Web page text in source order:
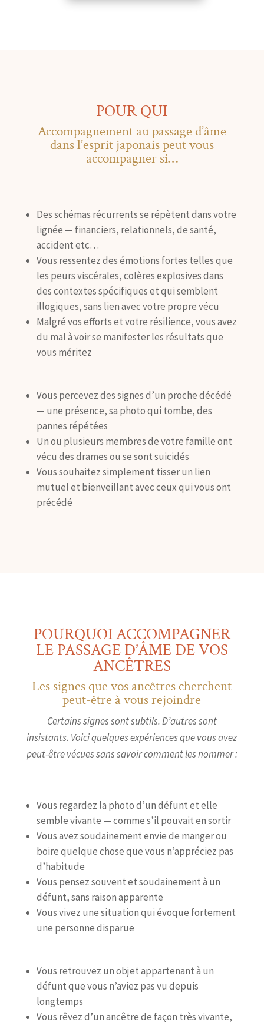
POUR QUI
Accompagnement au passage d’âme
dans l’esprit japonais peut vous
accompagner si…
Des schémas récurrents se répètent dans votre
lignée — financiers, relationnels, de santé,
accident etc…
Vous ressentez des émotions fortes telles que
les peurs viscérales, colères explosives dans
des contextes spécifiques et qui semblent
illogiques, sans lien avec votre propre vécu
Malgré vos efforts et votre résilience, vous avez
du mal à voir se manifester les résultats que
vous méritez
Vous percevez des signes d’un proche décédé
— une présence, sa photo qui tombe, des
pannes répétées
Un ou plusieurs membres de votre famille ont
vécu des drames ou se sont suicidés
Vous souhaitez simplement tisser un lien
mutuel et bienveillant avec ceux qui vous ont
précédé
POURQUOI ACCOMPAGNER
LE PASSAGE D’ÂME DE VOS
ANCÊTRES
Les signes que vos ancêtres cherchent
peut-être à vous rejoindre
Certains signes sont subtils. D’autres sont
insistants. Voici quelques expériences que vous avez
peut-être vécues sans savoir comment les nommer :
Vous regardez la photo d’un défunt et elle
semble vivante — comme s’il pouvait en sortir
Vous avez soudainement envie de manger ou
boire quelque chose que vous n’appréciez pas
d’habitude
Vous pensez souvent et soudainement à un
défunt, sans raison apparente
Vous vivez une situation qui évoque fortement
une personne disparue
Vous retrouvez un objet appartenant à un
défunt que vous n’aviez pas vu depuis
longtemps
Vous rêvez d’un ancêtre de façon très vivante,